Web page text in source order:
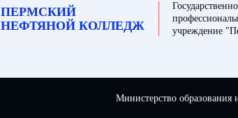
ПЕРМСКИЙ
НЕФТЯНОЙ КОЛЛЕДЖ
учреждение
Министерство образования